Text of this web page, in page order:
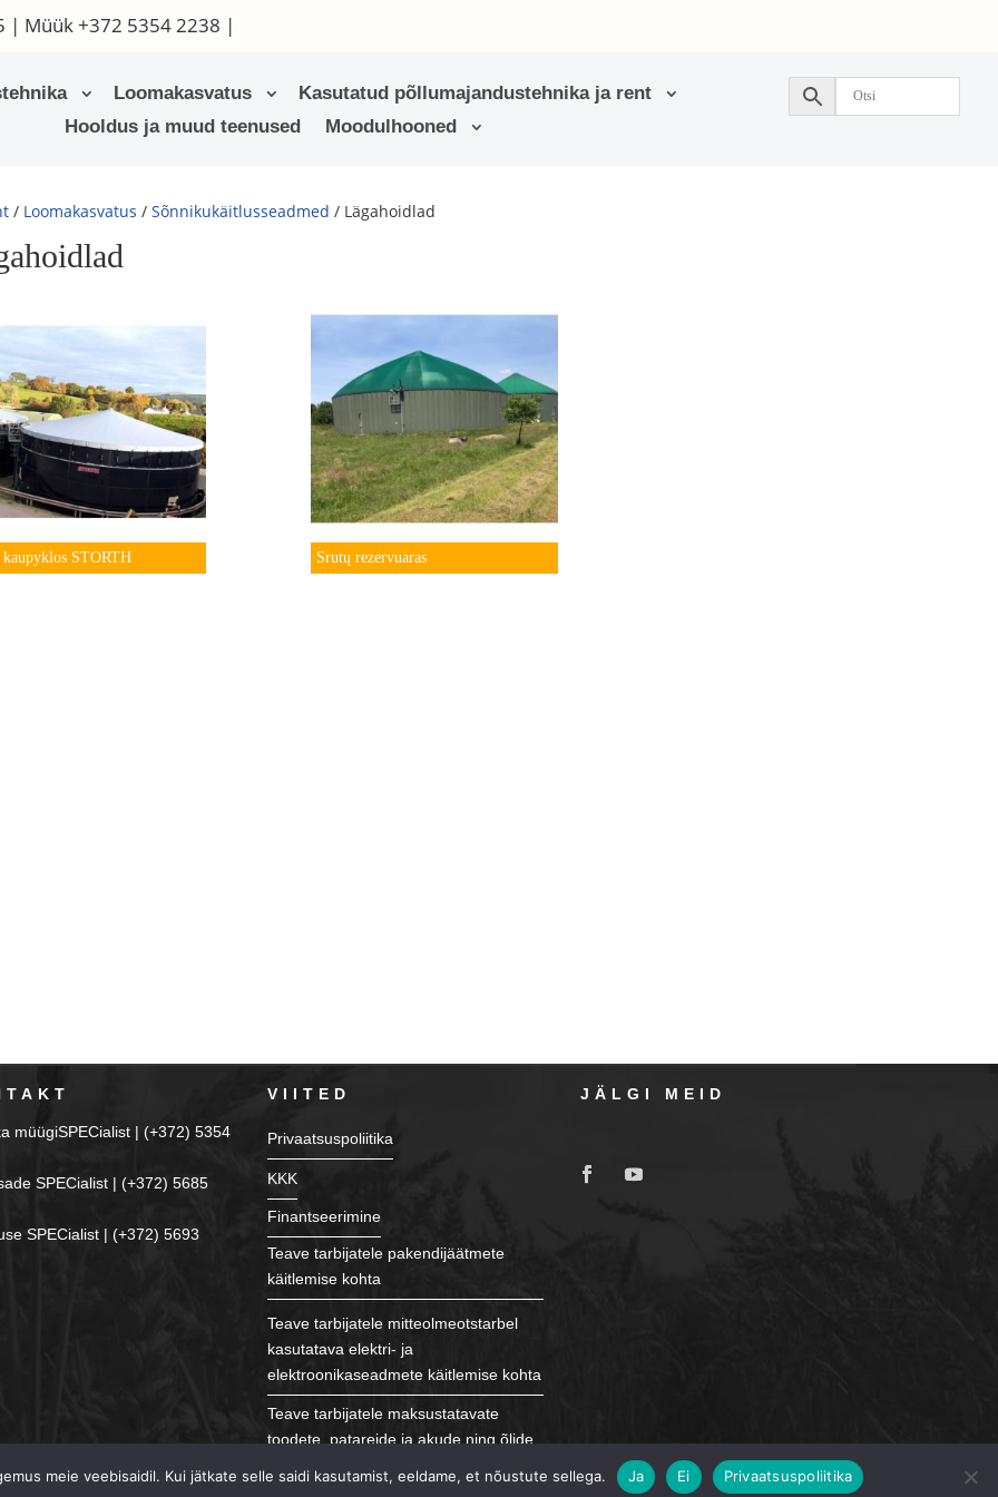
| Müük+372 5354 2238 |
Loomakasvatus
Kasutatud põllumajandustehnika ja rent
Hooldus ja muud teenused
Moodulhooned
/ Loomakasvatus /Sõnnikukäitlusseadmed / Lägahoidlad
kaupyklos STORTH Srutų rezervuaras
müügiSPECialist | (+372) 5354
SPECialist | (+372) 5685
SPECialist | (+372) 5693
VIITED
Privaatsuspoliitika
KKK
Finantseerimine
Teave tarbijatele pakendijäätmete
käitlemise kohta
Teave tarbijatele mitteolmeotstarbel
kasutatava elektri- ja
elektroonikaseadmete käitlemise kohta
Teave tarbijatele maksustatavate
toodete, patareide ja akude ning õlide
JÄLGI MEID
meie veebisaidil. Kui jätkate selle saidi kasutamist, eeldame, et nõustute sellega. Ja Ei Privaatsuspoliitika